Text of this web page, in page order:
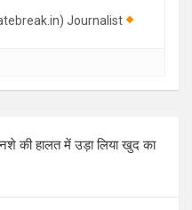
Journalist
की हालत में उड़ा लिया खुद का